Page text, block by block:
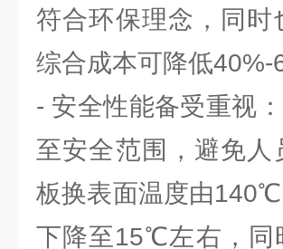
符合环保理念，同
综合成本可降低
- 安全性能备受重视
至安全范围，避免
板换表面温度由
下降至15℃左右，同